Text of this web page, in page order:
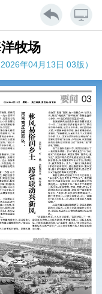
牧场
年04月13日 03版）